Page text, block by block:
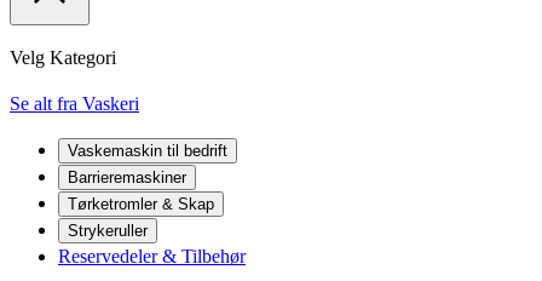
Velg Kategori
Se alt fra Vaskeri
Vaskemaskin til bedrift
Barrieremaskiner
Tørketromler & Skap
Strykeruller
Reservedeler & Tilbehør